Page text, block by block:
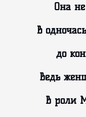
Она
в
до
Ведь
В роли